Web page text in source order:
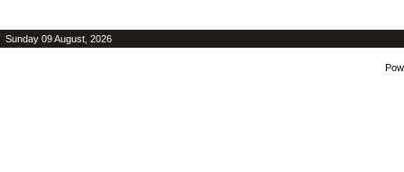
Sunday 09 August, 2026